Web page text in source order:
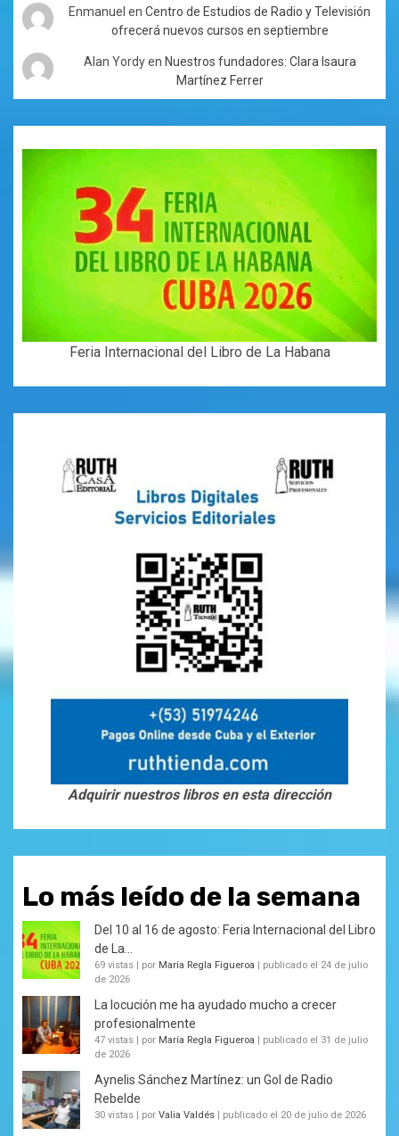
Enmanuel enCentro de Estudios de Radio y Televisión
ofrecerá nuevos cursos en septiembre
Alan Yordyen Nuestros fundadores: Clara Isaura
Martínez Ferrer
Feria Internacional del Libro de La Habana
Adquirir nuestros libros en esta dirección
Lo más leído de la semana
Del 10 al 16 de agosto: Feria Internacional del Libro
de La...
69 vistas por María Regla Figueroa
publicado el 24 de julio
de 2026
La locución me ha ayudado mucho a crecer
profesionalmente
47 vistas por María Regla Figueroa
publicado el 31 de julio
de 2026
Aynelis Sánchez Martínez: un Gol de Radio
Rebelde
30 vistas por Valia Valdés publicado el 20 de julio de 2026